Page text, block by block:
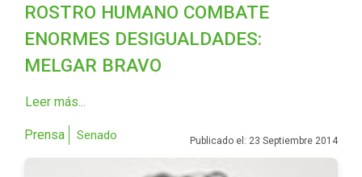
ROSTRO HUMANO COMBATE
ENORMES DESIGUALDADES:
MELGAR BRAVO
Leer más...
Prensa Senado Publicado el: 23 Septiembre 2014